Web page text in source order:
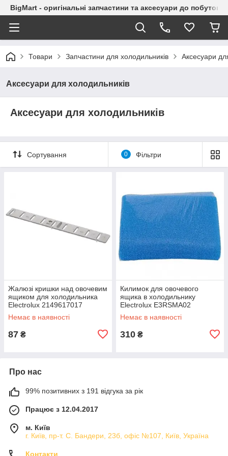
BigMart - оригінальні запчастини та аксесуари до побутової
Товари Запчастини для холодильників Аксесуари
Аксесуари для холодильників
Аксесуари для холодильників
Сортування 0 Фільтри
Жалюзі кришки над овочевим
ящиком для холодильника
Electrolux 2149617017
Немає в наявності
87 ₴
Килимок для овочевого
ящика в холодильнику
Electrolux E3RSMA02
902979542
Немає в наявності
310 ₴
Про нас
99% позитивних з 191 відгука за рік
Працює з 12.04.2017
м. Київ
г. Київ, пр-т. С. Бандери, 23б, офіс №107, Київ, Україна
Контакти